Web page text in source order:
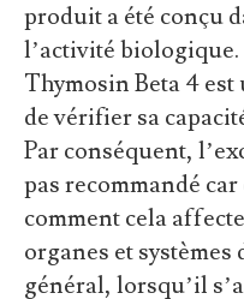
produit a été conçu
l’activité
Thymosin Beta 4
de vérifier sa
Par conséquent,
pas recommandé
comment cela
organes et
général, lorsqu’il